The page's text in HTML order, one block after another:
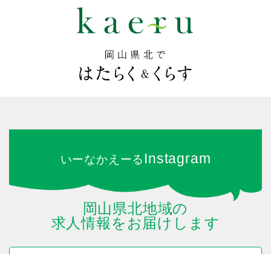
いーなかえーる Instagram
岡山県北地域の
求人情報をお届けします